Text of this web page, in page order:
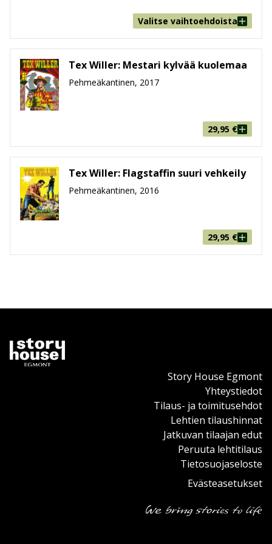
Valitse vaihtoehdoista
Tex Willer: Mestari kylvää kuolemaa
Pehmeäkantinen, 2017
29,95 €
Tex Willer: Flagstaffin suuri vehkeily
Pehmeäkantinen, 2016
29,95 €
Story House Egmont
Yhteystiedot
Tilaus- ja toimitusehdot
Lehtien tilaushinnat
Jatkuvan tilaajan edut
Peruuta lehtitilaus
Tietosuojaseloste
Evästeasetukset